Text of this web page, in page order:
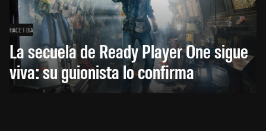
HACE 1 DÍA
La secuela de Ready Player One sigue
viva: su guionista lo confirma